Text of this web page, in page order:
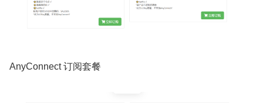
AnyConnect 订阅套餐